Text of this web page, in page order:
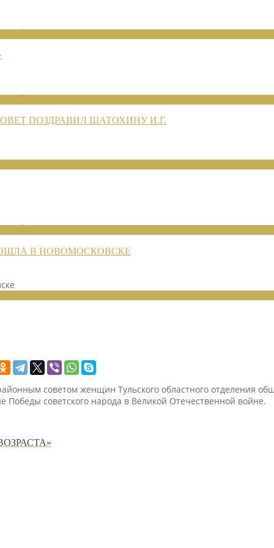
ПОЗДРАВИЛ ШАТОХИНУ И.Г.
В НОВОМОСКОВСКЕ
советом женщин Тульского областного отделения
советского народа в Великой Отечественной войне.